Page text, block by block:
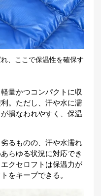
、ここで保温性を確保す
量かつコンパクトに収
。ただし、汗や水に濡
損なわれやすく、保温
るものの、汗や水濡れ
らゆる状況に対応でき
クセロフトは保温力が
をキープできる。